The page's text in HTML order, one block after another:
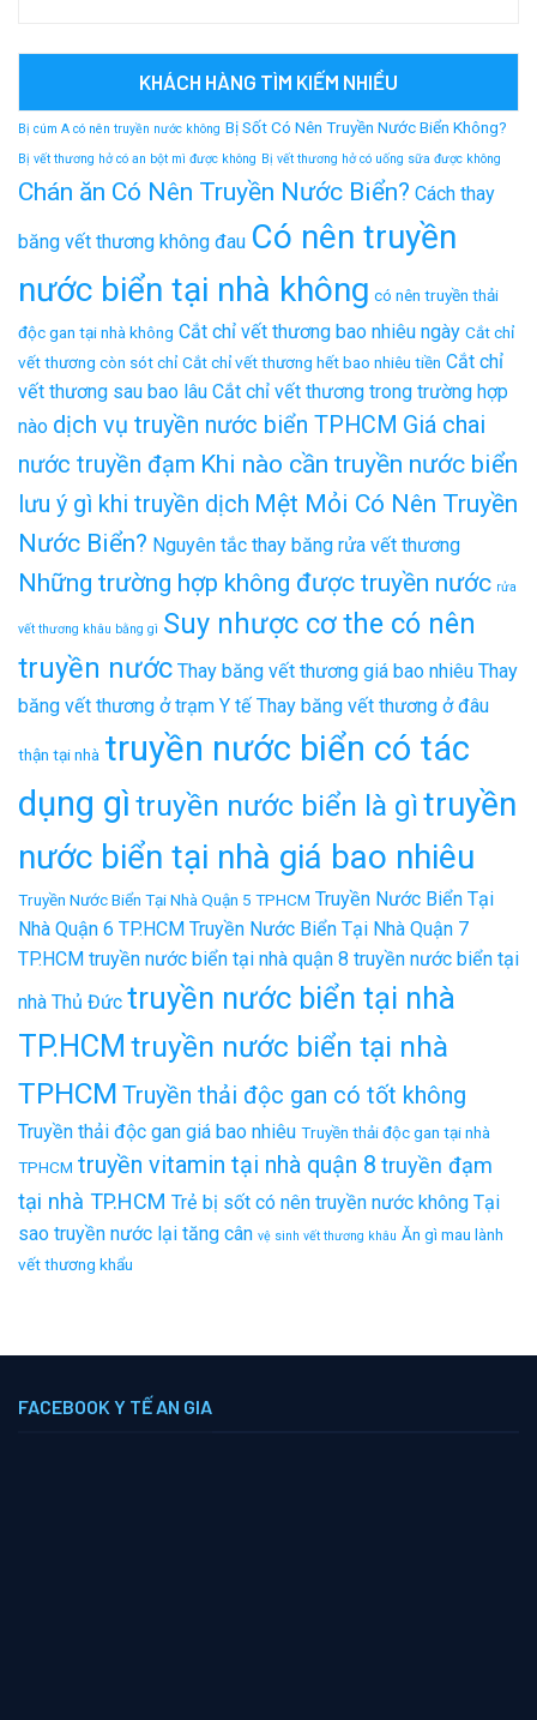
KHÁCH HÀNG TÌM KIẾM NHIỀU
Bị cúm A có nên truyền nước không Bị Sốt Có Nên Truyền Nước Biển Không?
Bị vết thương hở có an bột mì được không Bị vết thương hở có uống sữa được không
Chán ăn Có Nên Truyền Nước Biển? Cách thay
băng vết thương không đau Có nên truyền
nước biển tại nhà không có nên truyền thải
độc gan tại nhà không Cắt chỉ vết thương bao nhiêu ngày Cắt chỉ
vết thương còn sót chỉ Cắt chỉ vết thương hết bao nhiêu tiền Cắt chỉ
vết thương sau bao lâu Cắt chỉ vết thương trong trường hợp
nào dịch vụ truyền nước biển TPHCM Giá chai
nước truyền đạm Khi nào cần truyền nước biển
lưu ý gì khi truyền dịch Mệt Mỏi Có Nên Truyền
Nước Biển? Nguyên tắc thay băng rửa vết thương
Những trường hợp không được truyền nước rửa
vết thương khâu bằng gì Suy nhược cơ the có nên
truyền nước Thay băng vết thương giá bao nhiêu Thay
băng vết thương ở trạm Y tế Thay băng vết thương ở đâu
thận tại nhà truyền nước biển có tác
dụng gì truyền nước biển là gìtruyền
nước biển tại nhà giá bao nhiêu
Truyền Nước Biển Tại Nhà Quận 5 TPHCM Truyền Nước Biển Tại
Nhà Quận 6 TP.HCM Truyền Nước Biển Tại Nhà Quận 7
TP.HCM truyền nước biển tại nhà quận 8 truyền nước biển tại
nhà Thủ Đức truyền nước biển tại nhà
TP.HCM truyền nước biển tại nhà
TPHCM Truyền thải độc gan có tốt không
Truyền thải độc gan giá bao nhiêu Truyền thải độc gan tại nhà
TPHCM truyền vitamin tại nhà quận 8 truyền đạm
tại nhà TP.HCM Trẻ bị sốt có nên truyền nước không Tại
sao truyền nước lại tăng cân vệ sinh vết thương khâu Ăn gì mau lành
vết thương khẩu
FACEBOOK Y TẾ AN GIA